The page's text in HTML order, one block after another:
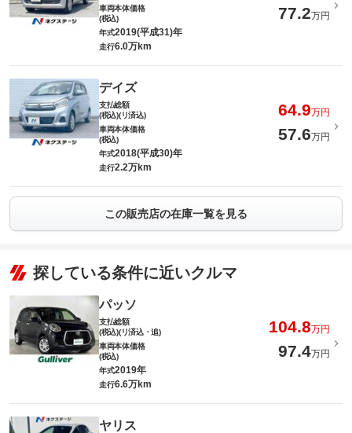
車両本体価格
(税込)
77.2万円
年式2019(平成31)年
走行6.0万km
デイズ
支払総額
(税込)(リ済込)
64.9万円
車両本体価格
(税込)
57.6万円
年式2018(平成30)年
走行2.2万km
この販売店の在庫一覧を見る
探している条件に近いクルマ
パッソ
支払総額
(税込)(リ済込・追)
104.8万円
車両本体価格
(税込)
97.4万円
年式2019年
走行6.6万km
ヤリス